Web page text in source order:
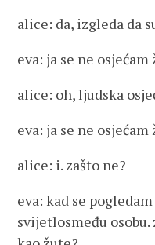
alice: da, izgleda da
eva: ja se ne
alice: oh, ljudska
eva: ja se ne
alice: i. zašto ne?
eva: kad se
svijetlosmeđu osobu.